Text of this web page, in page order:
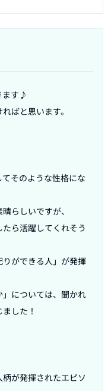
ます♪
ばと思います。
そのような性格にな
らしいですが、
ら活躍してくれそう
ができる人」が発揮
」については、聞かれ
した！
が発揮されたエピソ